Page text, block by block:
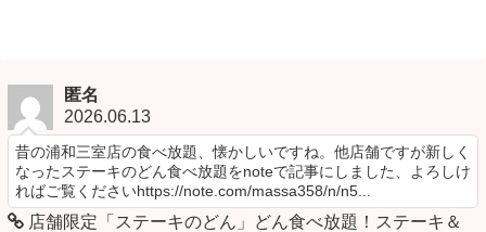
匿名
2026.06.13
昔の浦和三室店の食べ放題、懐かしいですね。他店舗ですが新しく
なったステーキのどん食べ放題をnoteで記事にしました、よろしけ
ればご覧くださいhttps://note.com/massa358/n/n5...
店舗限定「ステーキのどん」どん食べ放題！ステーキ＆